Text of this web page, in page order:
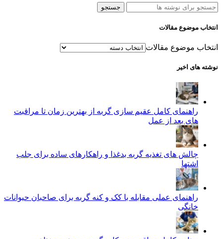
جستجو
انتخاب موضوع مقالات
انتخاب موضوع مقالات
نوشته های اخیر
راهنمای کامل عقیم سازی گربه از بهترین زمان تا مراقبت‌
های بعد از عمل
چالش‌ های تغذیه گربه بدغذا و راهکارهای ساده برای جلب
اشتها
راهنمای عملی مقابله با کک و کنه گربه برای صاحبان حیوانات
خانگی